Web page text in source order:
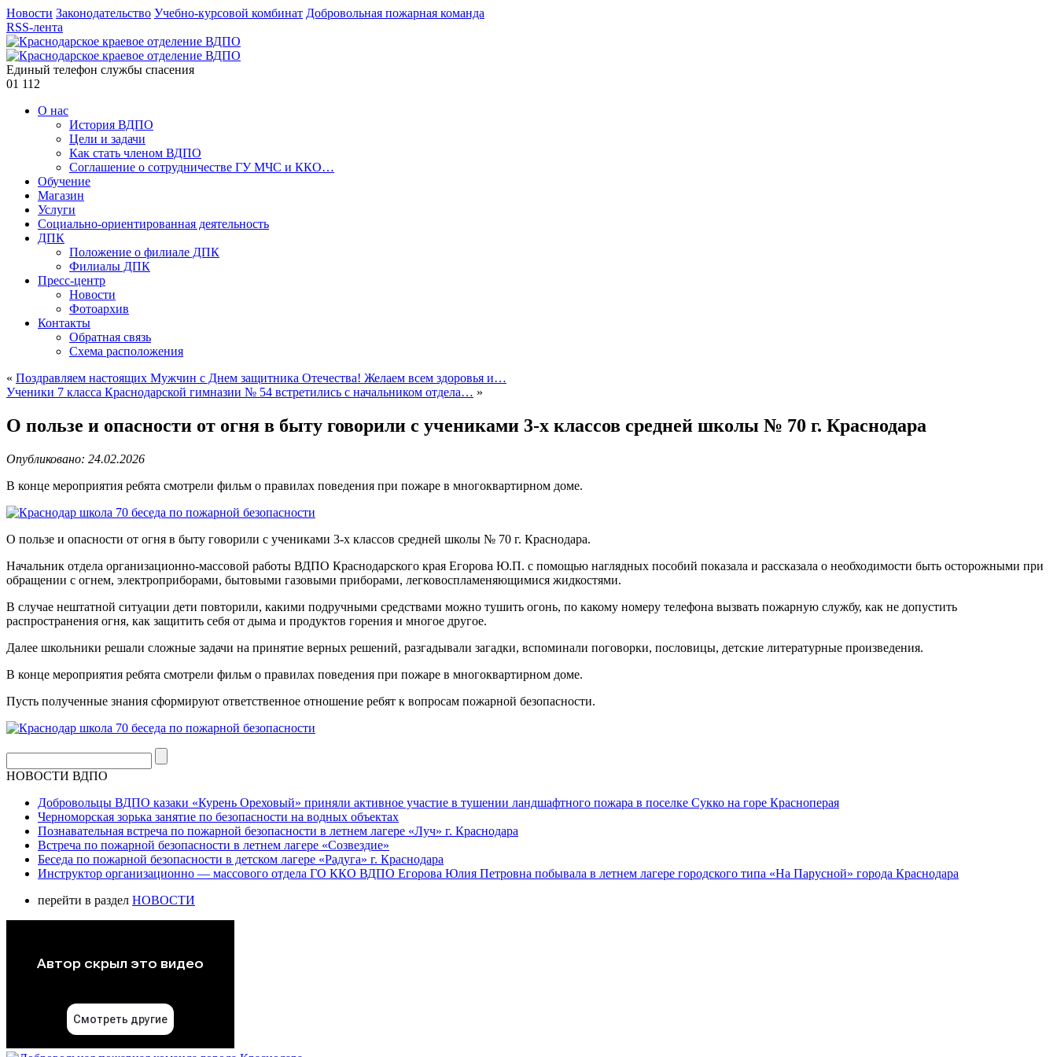
Новости Законодательство Учебно-курсовой комбинат Добровольная пожарная команда
RSS-лента
Единый телефон службы спасения
01 112
О нас
История ВДПО
Цели и задачи
Как стать членом ВДПО
Соглашение о сотрудничестве ГУ МЧС и ККО…
Обучение
Магазин
Услуги
Социально-ориентированная деятельность
ДПК
Положение о филиале ДПК
Филиалы ДПК
Пресс-центр
Новости
Фотоархив
Контакты
Обратная связь
Схема расположения
« Поздравляем настоящих Мужчин с Днем защитника Отечества! Желаем всем здоровья и…
Ученики 7 класса Краснодарской гимназии № 54 встретились с начальником отдела… »
О пользе и опасности от огня в быту говорили с учениками 3-х классов средней школы № 70 г. Краснодара
Опубликовано: 24.02.2026
В конце мероприятия ребята смотрели фильм о правилах поведения при пожаре в многоквартирном доме.
О пользе и опасности от огня в быту говорили с учениками 3-х классов средней школы № 70 г. Краснодара.
Начальник отдела организационно-массовой работы ВДПО Краснодарского края Егорова Ю.П. с помощью наглядных пособий показала и рассказала о необходимости быть осторожными при
обращении с огнем, электроприборами, бытовыми газовыми приборами, легковоспламеняющимися жидкостями.
В случае нештатной ситуации дети повторили, какими подручными средствами можно тушить огонь, по какому номеру телефона вызвать пожарную службу, как не допустить
распространения огня, как защитить себя от дыма и продуктов горения и многое другое.
Далее школьники решали сложные задачи на принятие верных решений, разгадывали загадки, вспоминали поговорки, пословицы, детские литературные произведения.
В конце мероприятия ребята смотрели фильм о правилах поведения при пожаре в многоквартирном доме.
Пусть полученные знания сформируют ответственное отношение ребят к вопросам пожарной безопасности.
НОВОСТИ ВДПО
Добровольцы ВДПО казаки «Курень Ореховый» приняли активное участие в тушении ландшафтного пожара в поселке Сукко на горе Красноперая
Черноморская зорька занятие по безопасности на водных объектах
Познавательная встреча по пожарной безопасности в летнем лагере «Луч» г. Краснодара
Встреча по пожарной безопасности в летнем лагере «Созвездие»
Беседа по пожарной безопасности в детском лагере «Радуга» г. Краснодара
Инструктор организационно — массового отдела ГО ККО ВДПО Егорова Юлия Петровна побывала в летнем лагере городского типа «На Парусной» города Краснодара
перейти в раздел НОВОСТИ